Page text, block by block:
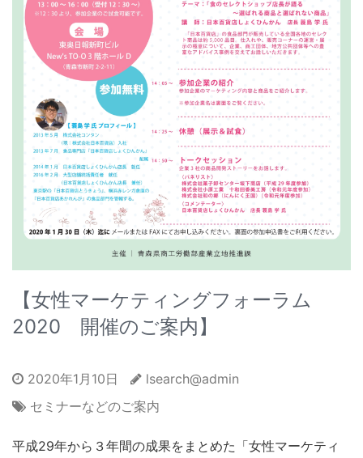
【女性マーケティングフォーラム
2020 開催のご案内】
2020年1月10日
lsearch@admin
セミナーなどのご案内
平成29年から３年間の成果をまとめた「女性マーケティ